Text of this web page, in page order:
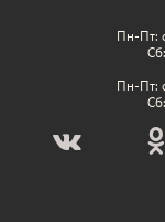
Пн-Пт:
Пн-Пт: